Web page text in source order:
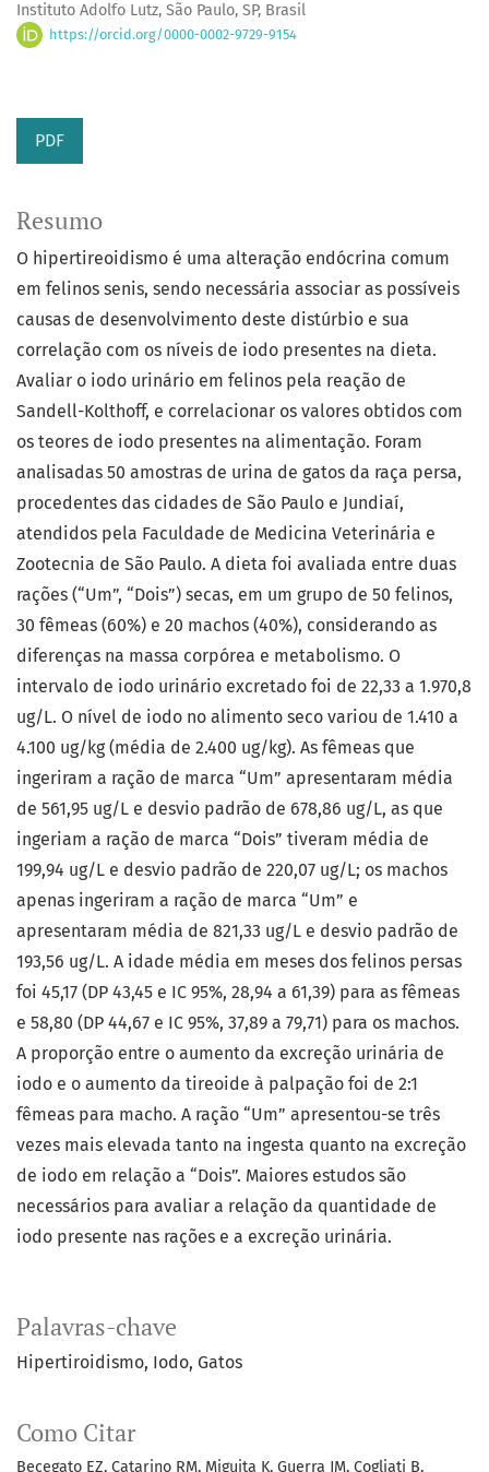
Instituto Adolfo Lutz, São Paulo, SP, Brasil
https://orcid.org/0000-0002-9729-9154
PDF
Palavras-chave
Hipertiroidismo Iodo Gatos
Como Citar
Becegato EZ, Catarino RM, Miguita K, Guerra JM, Cogliati B,
Resumo
O hipertireoidismo é uma alteração endócrina comum
em felinos senis, sendo necessária associar as possíveis
causas de desenvolvimento deste distúrbio e sua
correlação com os níveis de iodo presentes na dieta.
Avaliar o iodo urinário em felinos pela reação de
Sandell-Kolthoff, e correlacionar os valores obtidos com
os teores de iodo presentes na alimentação. Foram
analisadas 50 amostras de urina de gatos da raça persa,
procedentes das cidades de São Paulo e Jundiaí,
atendidos pela Faculdade de Medicina Veterinária e
Zootecnia de São Paulo. A dieta foi avaliada entre duas
rações (“Um”, “Dois”) secas, em um grupo de 50 felinos,
30 fêmeas (60%) e 20 machos (40%), considerando as
diferenças na massa corpórea e metabolismo. O
intervalo de iodo urinário excretado foi de 22,33 a 1.970,8
ug/L. O nível de iodo no alimento seco variou de 1.410 a
4.100 ug/kg (média de 2.400 ug/kg). As fêmeas que
ingeriram a ração de marca “Um” apresentaram média
de 561,95 ug/L e desvio padrão de 678,86 ug/L, as que
ingeriam a ração de marca “Dois” tiveram média de
199,94 ug/L e desvio padrão de 220,07 ug/L; os machos
apenas ingeriram a ração de marca “Um” e
apresentaram média de 821,33 ug/L e desvio padrão de
193,56 ug/L. A idade média em meses dos felinos persas
foi 45,17 (DP 43,45 e IC 95%, 28,94 a 61,39) para as fêmeas
e 58,80 (DP 44,67 e IC 95%, 37,89 a 79,71) para os machos.
A proporção entre o aumento da excreção urinária de
iodo e o aumento da tireoide à palpação foi de 2:1
fêmeas para macho. A ração “Um” apresentou-se três
vezes mais elevada tanto na ingesta quanto na excreção
de iodo em relação a “Dois”. Maiores estudos são
necessários para avaliar a relação da quantidade de
iodo presente nas rações e a excreção urinária.